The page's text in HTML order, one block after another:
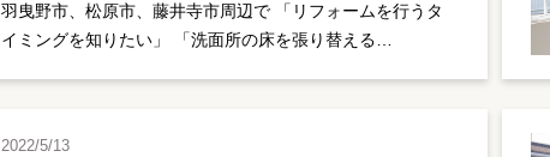
羽曳野市、松原市、藤井寺市周辺で 「リフォームを行うタ
イミングを知りたい」 「洗面所の床を張り替える…
2022/5/13